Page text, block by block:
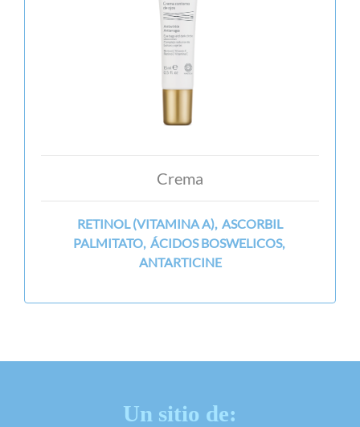
Crema
RETINOL (VITAMINA A), ASCORBIL
PALMITATO, ÁCIDOS BOSWELICOS,
ANTARTICINE
Un sitio de: